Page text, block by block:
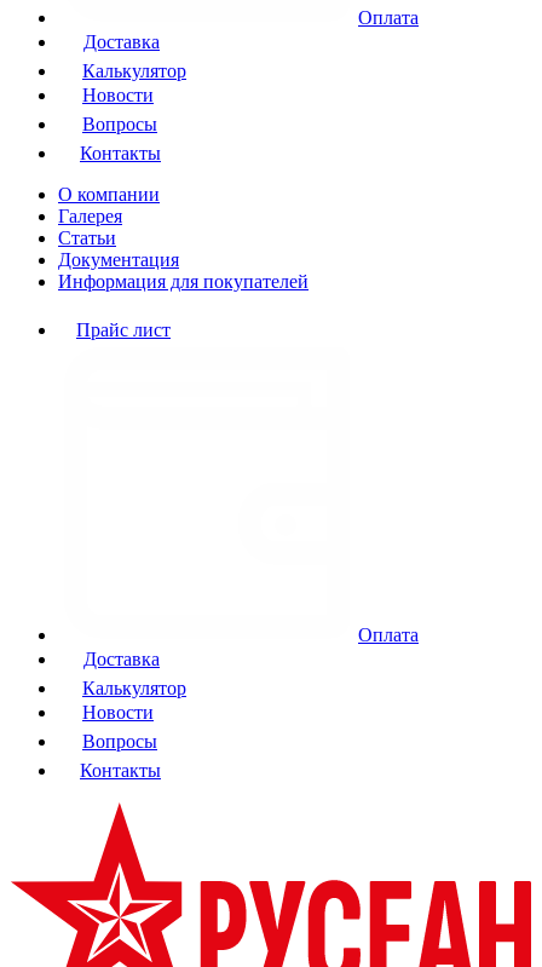
Оплата
Доставка
Калькулятор
Новости
Вопросы
Контакты
О компании
Галерея
Статьи
Документация
Информация для покупателей
Прайс лист
Оплата
Доставка
Калькулятор
Новости
Вопросы
Контакты